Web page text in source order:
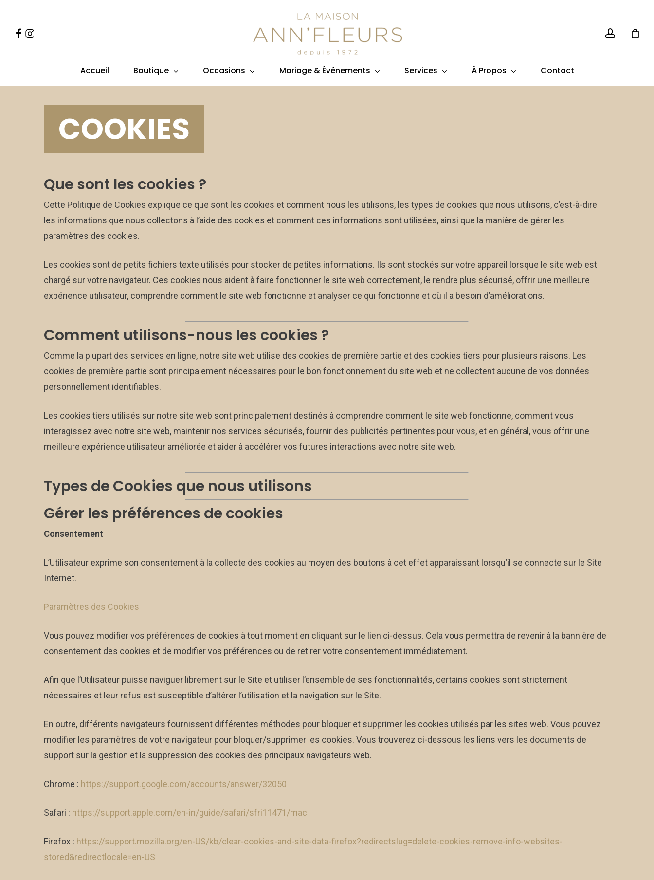
main
Facebook
Instagram
Accueil Boutique Occasions Mariage & Événements Services À Propos Contact
COOKIES
Que sont les cookies ?
Cette Politique de Cookies explique ce que sont les cookies et comment nous les utilisons, les types de cookies que nous utilisons, c’est-à-dire
les informations que nous collectons à l’aide des cookies et comment ces informations sont utilisées, ainsi que la manière de gérer les
paramètres des cookies.
Les cookies sont de petits fichiers texte utilisés pour stocker de petites informations. Ils sont stockés sur votre appareil lorsque le site web est
chargé sur votre navigateur. Ces cookies nous aident à faire fonctionner le site web correctement, le rendre plus sécurisé, offrir une meilleure
expérience utilisateur, comprendre comment le site web fonctionne et analyser ce qui fonctionne et où il a besoin d’améliorations.
Comment utilisons-nous les cookies ?
Comme la plupart des services en ligne, notre site web utilise des cookies de première partie et des cookies tiers pour plusieurs raisons. Les
cookies de première partie sont principalement nécessaires pour le bon fonctionnement du site web et ne collectent aucune de vos données
personnellement identifiables.
Les cookies tiers utilisés sur notre site web sont principalement destinés à comprendre comment le site web fonctionne, comment vous
interagissez avec notre site web, maintenir nos services sécurisés, fournir des publicités pertinentes pour vous, et en général, vous offrir une
meilleure expérience utilisateur améliorée et aider à accélérer vos futures interactions avec notre site web.
Types de Cookies que nous utilisons
Gérer les préférences de cookies
Consentement
L’Utilisateur exprime son consentement à la collecte des cookies au moyen des boutons à cet effet apparaissant lorsqu’il se connecte sur le Site
Internet.
Paramètres des Cookies
Vous pouvez modifier vos préférences de cookies à tout moment en cliquant sur le lien ci-dessus. Cela vous permettra de revenir à la bannière de
consentement des cookies et de modifier vos préférences ou de retirer votre consentement immédiatement.
Afin que l’Utilisateur puisse naviguer librement sur le Site et utiliser l’ensemble de ses fonctionnalités, certains cookies sont strictement
nécessaires et leur refus est susceptible d’altérer l’utilisation et la navigation sur le Site.
En outre, différents navigateurs fournissent différentes méthodes pour bloquer et supprimer les cookies utilisés par les sites web. Vous pouvez
modifier les paramètres de votre navigateur pour bloquer/supprimer les cookies. Vous trouverez ci-dessous les liens vers les documents de
support sur la gestion et la suppression des cookies des principaux navigateurs web.
Chrome : https://support.google.com/accounts/answer/32050
Safari : https://support.apple.com/en-in/guide/safari/sfri11471/mac
Firefox : https://support.mozilla.org/en-US/kb/clear-cookies-and-site-data-firefox?redirectslug=delete-cookies-remove-info-websites-
stored&redirectlocale=en-US